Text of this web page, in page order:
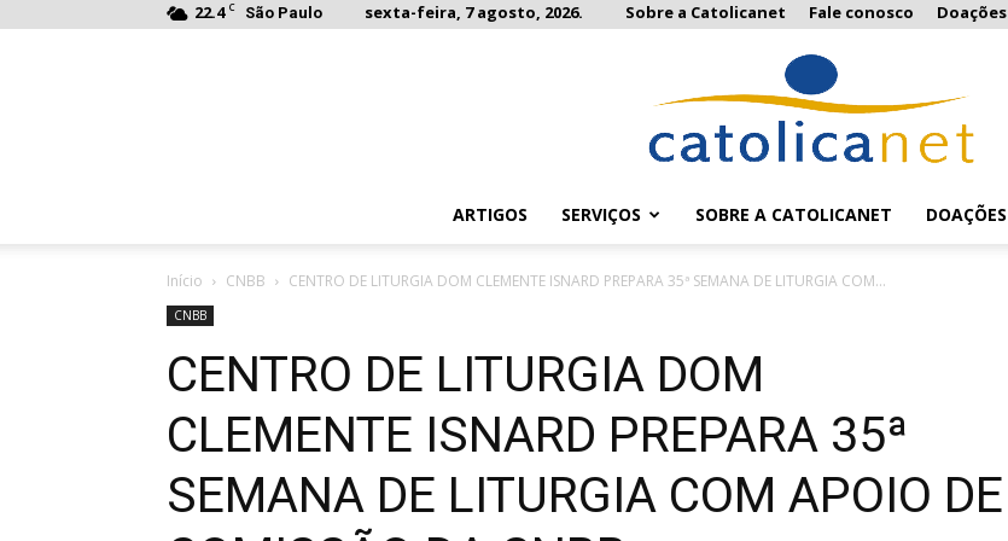
22.4 C São Paulo sexta-feira, 7 agosto, 2026. Sobre a Catolicanet Fale conosco Doações
ARTIGOS SERVIÇOS SOBRE A CATOLICANET DOAÇÕES
Início CNBB CENTRO DE LITURGIA DOM CLEMENTE ISNARD PREPARA 35ª SEMANA DE LITURGIA COM...
CNBB
CENTRO DE LITURGIA DOM
CLEMENTE ISNARD PREPARA 35ª
SEMANA DE LITURGIA COM APOIO DE